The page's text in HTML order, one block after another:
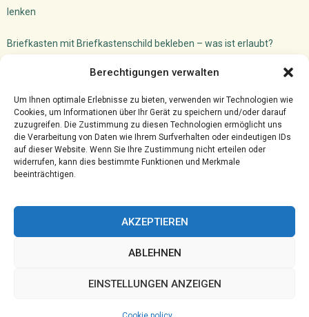
Berechtigungen verwalten
Um Ihnen optimale Erlebnisse zu bieten, verwenden wir Technologien wie
Cookies, um Informationen über Ihr Gerät zu speichern und/oder darauf
zuzugreifen. Die Zustimmung zu diesen Technologien ermöglicht uns
die Verarbeitung von Daten wie Ihrem Surfverhalten oder eindeutigen IDs
auf dieser Website. Wenn Sie Ihre Zustimmung nicht erteilen oder
widerrufen, kann dies bestimmte Funktionen und Merkmale
beeinträchtigen.
AKZEPTIEREN
ABLEHNEN
EINSTELLUNGEN ANZEIGEN
lenken
Briefkasten mit Briefkastenschild bekleben – was ist erlaubt?
Ghostwriter für VWL: akademischer Schreibservice